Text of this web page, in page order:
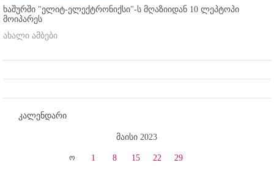
ხაშურში "ელიტ-ელექტრონიქსი"-ს მღაზიიდან 10 ლეპტოპი
მოიპარეს
ახალი ამბები
კალენდარი
მაისი 2023
ო 1 8 15 22 29